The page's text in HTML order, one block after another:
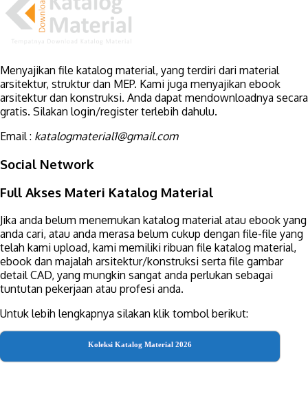
Menyajikan file katalog material, yang terdiri dari material
arsitektur, struktur dan MEP. Kami juga menyajikan ebook
arsitektur dan konstruksi. Anda dapat mendownloadnya secara
gratis. Silakan login/register terlebih dahulu.
Email : katalogmaterial1@gmail.com
Social Network
Full Akses Materi Katalog Material
Jika anda belum menemukan katalog material atau ebook yang
anda cari, atau anda merasa belum cukup dengan file-file yang
telah kami upload, kami memiliki ribuan file katalog material,
ebook dan majalah arsitektur/konstruksi serta file gambar
detail CAD, yang mungkin sangat anda perlukan sebagai
tuntutan pekerjaan atau profesi anda.
Untuk lebih lengkapnya silakan klik tombol berikut:
Koleksi Katalog Material 2026